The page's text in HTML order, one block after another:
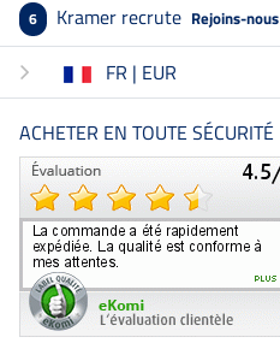
6 Kramer recrute Rejoins-nous
FR | EUR
ACHETER EN TOUTE SÉCURITÉ